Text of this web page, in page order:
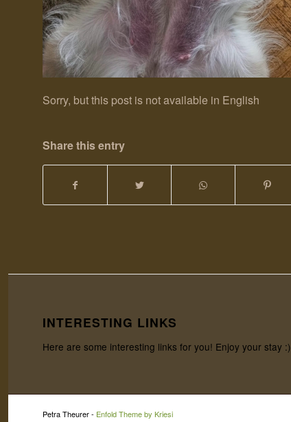
Sorry, but this post is not available in English
Share this entry
INTERESTING LINKS
Here are some interesting links for you! Enjoy your stay :)
Petra Theurer - Enfold Theme by Kriesi